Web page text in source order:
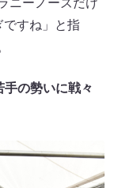
ニーノーズだけ
すね」と指
手の勢いに戦々